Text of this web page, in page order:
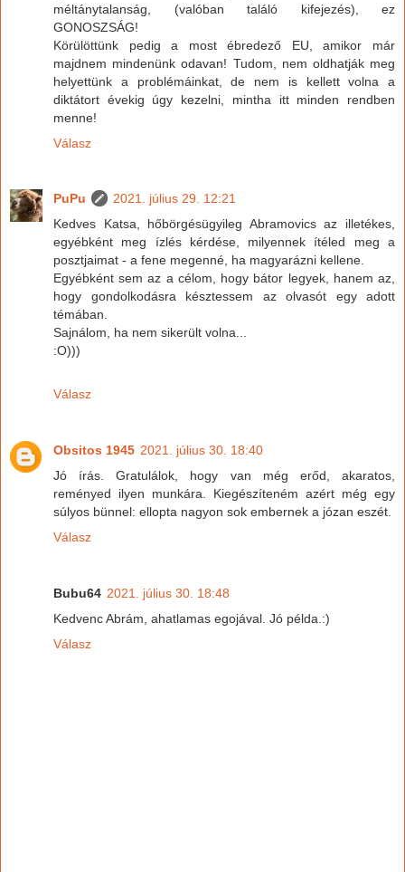
méltánytalanság, (valóban találó kifejezés), ez
GONOSZSÁG!
Körülöttünk pedig a most ébredező EU, amikor már
majdnem mindenünk odavan! Tudom, nem oldhatják meg
helyettünk a problémáinkat, de nem is kellett volna a
diktátort évekig úgy kezelni, mintha itt minden rendben
menne!
Válasz
PuPu
2021. július 29. 12:21
Kedves Katsa, hőbörgésügyileg Abramovics az illetékes,
egyébként meg ízlés kérdése, milyennek ítéled meg a
posztjaimat - a fene megenné, ha magyarázni kellene.
Egyébként sem az a célom, hogy bátor legyek, hanem az,
hogy gondolkodásra késztessem az olvasót egy adott
témában.
Sajnálom, ha nem sikerült volna...
:O)))
Válasz
Obsitos 1945 2021. július 30. 18:40
Jó írás. Gratulálok, hogy van még erőd, akaratos,
reményed ilyen munkára. Kiegészíteném azért még egy
súlyos bünnel: ellopta nagyon sok embernek a józan eszét.
Válasz
Bubu64 2021. július 30. 18:48
Kedvenc Abrám, ahatlamas egojával. Jó példa.:)
Válasz